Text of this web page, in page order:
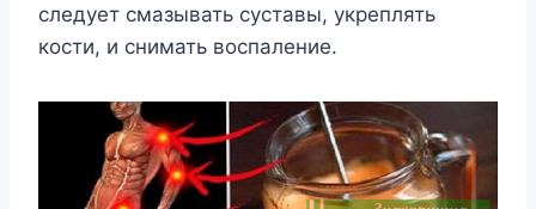
следует смазывать суставы, укреплять
кости, и снимать воспаление.